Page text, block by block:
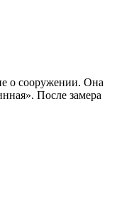
о сооружении. Она
После замера